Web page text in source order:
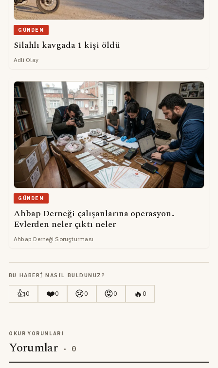
GÜNDEM
Silahlı kavgada 1 kişi öldü
Adli Olay
GÜNDEM
Ahbap Derneği çalışanlarına operasyon..
Evlerden neler çıktı neler
Ahbap Derneği Soruşturması
BU HABERI NASIL BULDUNUZ?
👍0 ❤️0 😢0 😡0 🔥0
OKUR YORUMLARI
Yorumlar · 0